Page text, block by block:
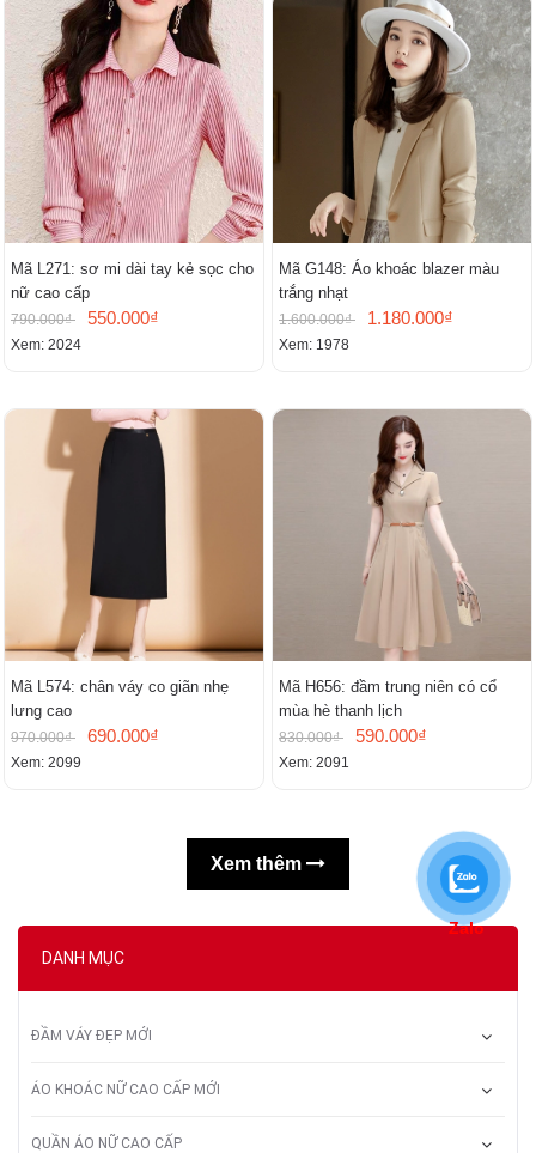
DANH MỤC
ĐẦM VÁY ĐẸP MỚI
ÁO KHOÁC NỮ CAO CẤP MỚI
QUẦN ÁO NỮ CAO CẤP
Mã L271: sơ mi dài tay kẻ sọc cho
nữ cao cấp
790.000₫ 550.000₫
Xem: 2024
Mã G148: Áo khoác blazer màu
trắng nhạt
1.600.000₫ 1.180.000₫
Xem: 1978
Mã L574: chân váy co giãn nhẹ
lưng cao
970.000₫ 690.000₫
Xem: 2099
Mã H656: đầm trung niên có cổ
mùa hè thanh lịch
830.000₫ 590.000₫
Xem: 2091
Xem thêm
Zalo